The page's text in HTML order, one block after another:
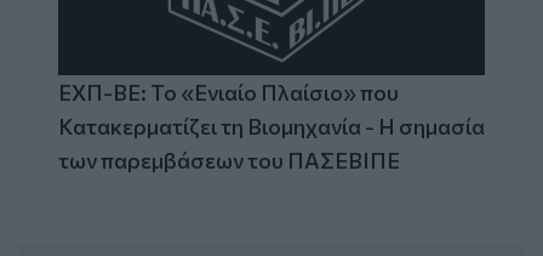
ΕΧΠ-ΒΕ: Το «Ενιαίο Πλαίσιο» που
Κατακερματίζει τη Βιομηχανία - Η σημασία
των παρεμβάσεων του ΠΑΣΕΒΙΠΕ